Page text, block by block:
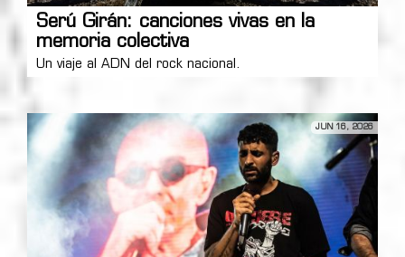
Serú Girán: canciones vivas en la
memoria colectiva
Un viaje al ADN del rock nacional.
JUN 16, 2026